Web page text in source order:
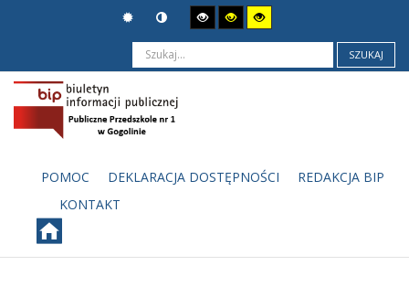
SZUKAJ
POMOC DEKLARACJA DOSTĘPNOŚCI
REDAKCJA BIP
KONTAKT